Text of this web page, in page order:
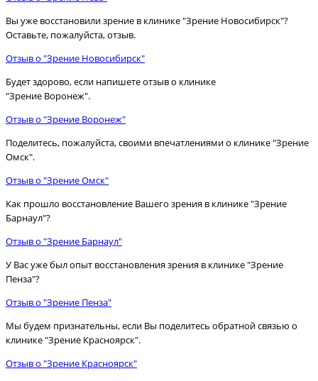
Вы уже восстановили зрение в клинике "Зрение Новосибирск"?
Оставьте, пожалуйста, отзыв.
Отзыв о "Зрение Новосибирск"
Будет здорово, если напишете отзыв о клинике
"Зрение Воронеж".
Отзыв о "Зрение Воронеж"
Поделитесь, пожалуйста, своими впечатлениями о клинике "Зрение
Омск".
Отзыв о "Зрение Омск"
Как прошло восстановление Вашего зрения в клинике "Зрение
Барнаул"?
Отзыв о "Зрение Барнаул"
У Вас уже был опыт восстановления зрения в клинике "Зрение
Пенза"?
Отзыв о "Зрение Пенза"
Мы будем признательны, если Вы поделитесь обратной связью о
клинике "Зрение Красноярск".
Отзыв о "Зрение Красноярск"